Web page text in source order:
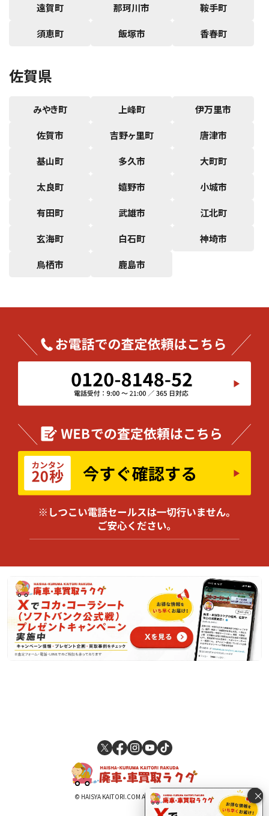
遠賀町 那珂川市 鞍手町
須恵町 飯塚市 香春町
佐賀県
みやき町 上峰町 伊万里市
佐賀市 吉野ヶ里町 唐津市
基山町 多久市 大町町
太良町 嬉野市 小城市
有田町 武雄市 江北町
玄海町 白石町 神埼市
鳥栖市 鹿島市
×
© HAISYA KAITORI.COM All Rights Reserved.